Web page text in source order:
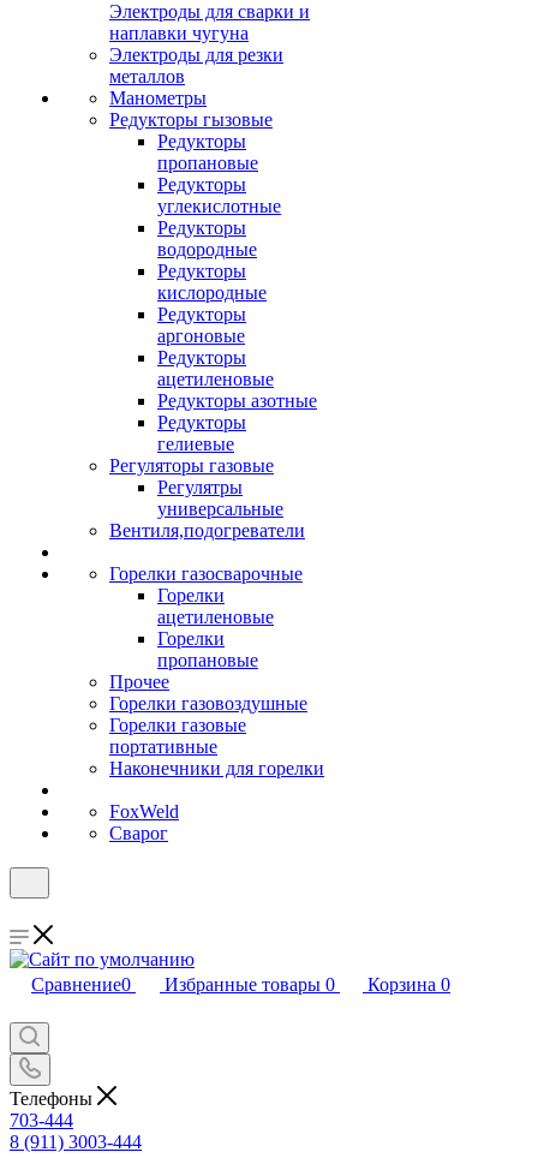
Электроды для сварки и
наплавки чугуна
Электроды для резки
металлов
Манометры
Редукторы гызовые
Редукторы
пропановые
Редукторы
углекислотные
Редукторы
водородные
Редукторы
кислородные
Редукторы
аргоновые
Редукторы
ацетиленовые
Редукторы азотные
Редукторы
гелиевые
Регуляторы газовые
Регулятры
универсальные
Вентиля,подогреватели
Горелки газосварочные
Горелки
ацетиленовые
Горелки
пропановые
Прочее
Горелки газовоздушные
Горелки газовые
портативные
Наконечники для горелки
FoxWeld
Сварог
Сравнение0 Избранные товары 0 Корзина 0
Телефоны
703-444
8 (911) 3003-444